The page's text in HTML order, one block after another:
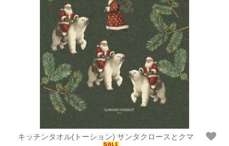
キッチンタオル(トーション) サンタクロースとクマ